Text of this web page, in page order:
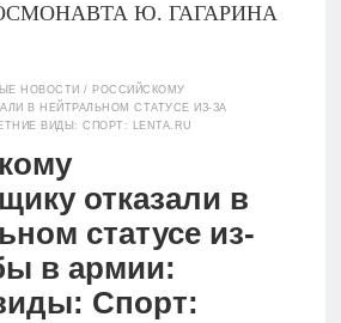
Ю. ГАГАРИНА
НОВОСТИ / РОССИЙСКОМУ
В НЕЙТРАЛЬНОМ СТАТУСЕ ИЗ-ЗА
ВИДЫ: СПОРТ: LENTA.RU
отказали в
статусе из-
в армии:
Спорт: